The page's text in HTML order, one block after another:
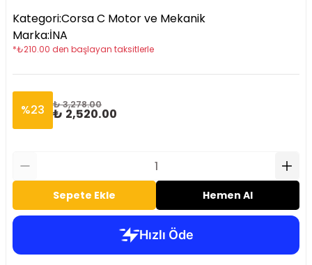
Kategori:Corsa C Motor ve Mekanik
Marka:İNA
*₺210.00 den başlayan taksitlerle
%23 ₺ 3,278.00
₺ 2,520.00
Sepete Ekle Hemen Al